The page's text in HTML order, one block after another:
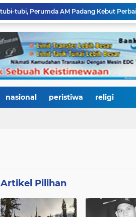
nasional peristiwa religi
Artikel Pilihan